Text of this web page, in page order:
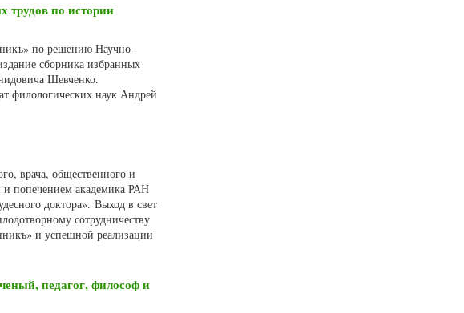
трудов по истории
по решению Научно-
сборника избранных
Шевченко.
филологических наук Андрей
врача, общественного и
и попечением академика РАН
доктора». Выход в свет
сотрудничеству
и успешной реализации
педагог, философ и